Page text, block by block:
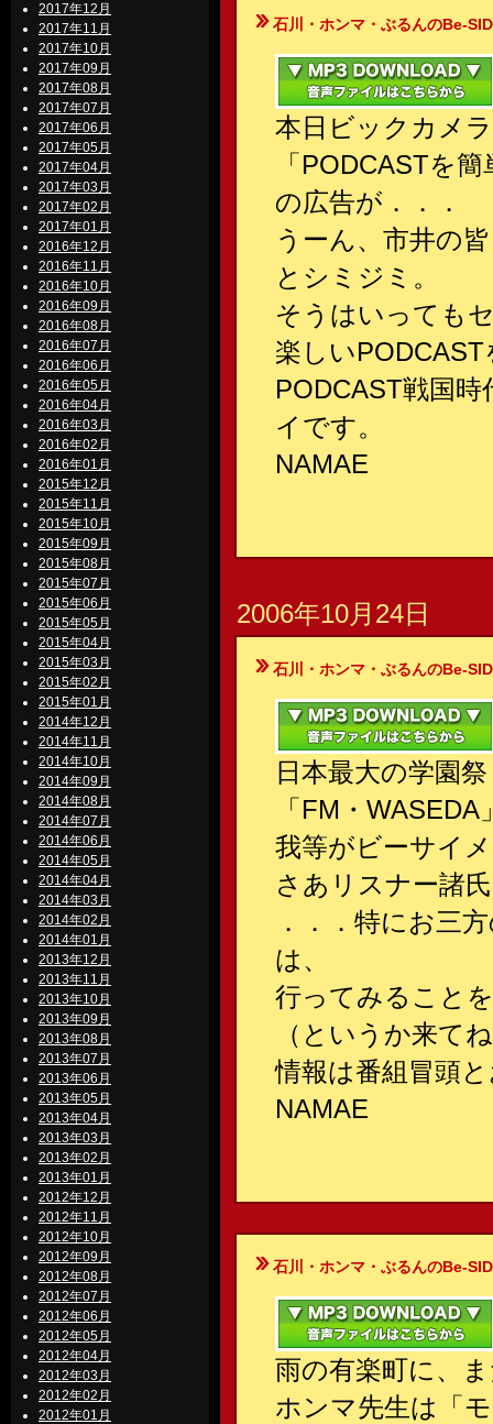
2017年12月
2017年11月
2017年10月
2017年09月
2017年08月
2017年07月
2017年06月
2017年05月
2017年04月
2017年03月
2017年02月
2017年01月
2016年12月
2016年11月
2016年10月
2016年09月
2016年08月
2016年07月
2016年06月
2016年05月
2016年04月
2016年03月
2016年02月
2016年01月
2015年12月
2015年11月
2015年10月
2015年09月
2015年08月
2015年07月
2015年06月
2015年05月
2015年04月
2015年03月
2015年02月
2015年01月
2014年12月
2014年11月
2014年10月
2014年09月
2014年08月
2014年07月
2014年06月
2014年05月
2014年04月
2014年03月
2014年02月
2014年01月
2013年12月
2013年11月
2013年10月
2013年09月
2013年08月
2013年07月
2013年06月
2013年05月
2013年04月
2013年03月
2013年02月
2013年01月
2012年12月
2012年11月
2012年10月
2012年09月
2012年08月
2012年07月
2012年06月
2012年05月
2012年04月
2012年03月
2012年02月
2012年01月
石川・ホンマ・ぶるんのBe-
本日ビックカメ
「PODCASTを
の広告が．．．
うーん、市井の
とシミジミ。
そうはいっても
楽しい
PODCAST戦国
イです。
NAMAE
2006年10月24日
石川・ホンマ・ぶるんのBe-
日本最大の学園
「FM・
我等がビーサイ
さあリスナー諸
．．．特にお三
は、
行ってみること
（というか来て
情報は番組冒頭
NAMAE
石川・ホンマ・ぶるんのBe-
雨の有楽町に、
ホンマ先生は「